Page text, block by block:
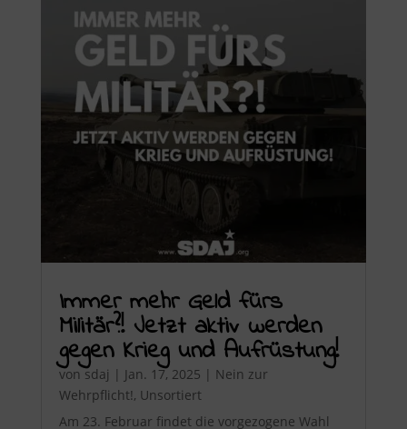
Immer mehr Geld fürs
Militär?! Jetzt aktiv werden
gegen Krieg und Aufrüstung!
von sdaj | Jan. 17, 2025 | Nein zur
Wehrpflicht!, Unsortiert
Am 23. Februar findet die vorgezogene Wahl